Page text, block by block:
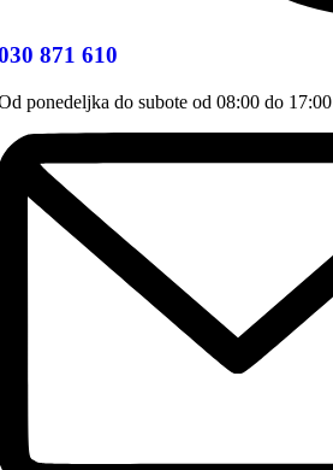
871 610
ponedeljka do subote od 08:00 do 17:00